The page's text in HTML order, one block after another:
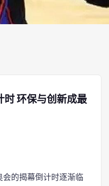
时 环保与创新成最
的揭幕倒计时逐渐临